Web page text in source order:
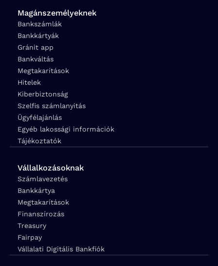
Magánszemélyeknek
Bankszámlák
Bankkártyák
Gránit app
Bankváltás
Megtakarítások
Hitelek
Kiberbiztonság
Szelfis számlanyitás
Ügyfélajánlás
Egyéb lakossági információk
Tájékoztatók
Vállalkozásoknak
Számlavezetés
Bankkártya
Megtakarítások
Finanszírozás
Treasury
Fairpay
Vállalati Digitális Bankfiók